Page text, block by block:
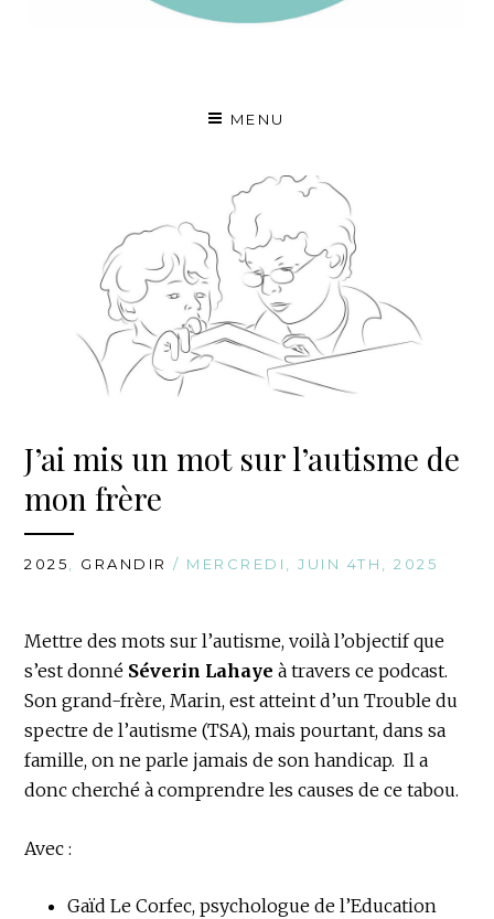
MENU
J’ai mis un mot sur l’autisme de
mon frère
2025, GRANDIR / MERCREDI, JUIN 4TH, 2025
Mettre des mots sur l’autisme, voilà l’objectif que
s’est donné Séverin Lahayeà travers ce podcast.
Son grand-frère, Marin, est atteint d’un Trouble du
spectre de l’autisme (TSA), mais pourtant, dans sa
famille, on ne parle jamais de son handicap. Il a
donc cherché à comprendre les causes de ce tabou.
Avec :
Gaïd Le Corfec, psychologue de l’Education